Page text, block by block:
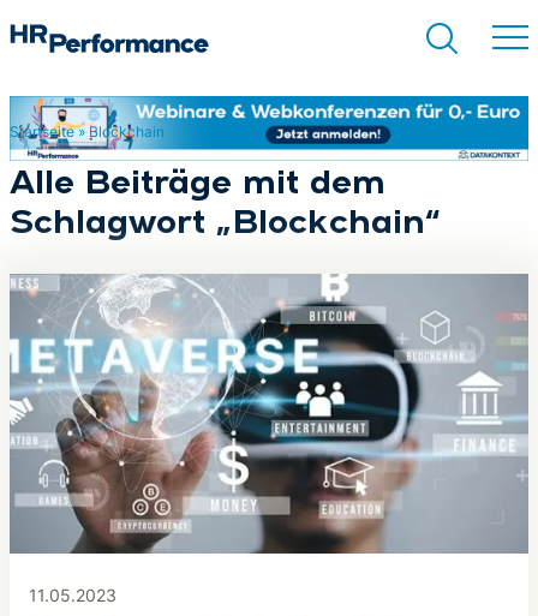
Suchen
Startseite» Blockchain
Alle Beiträge mit dem
Schlagwort „Blockchain“
11.05.2023